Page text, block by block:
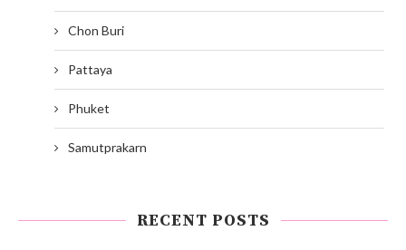
Chon Buri
Pattaya
Phuket
Samutprakarn
RECENT POSTS